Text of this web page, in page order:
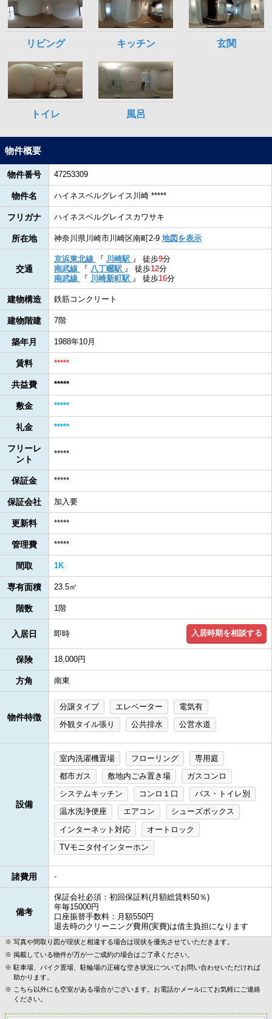
物件概要
物件番号 47253309
物件名 ハイネスベルグレイス川崎 *****
フリガナ ハイネスベルグレイスカワサキ
所在地 神奈川県川崎市川崎区南町2-9 地図を表示
交通
京浜東北線 『 川崎駅 』 徒歩9分
南武線
『 八丁畷駅 』 徒歩12分
南武線
『 川崎新町駅 』 徒歩16分
建物構造 鉄筋コンクリート
建物階建 7階
築年月 1988年10月
賃料 *****
共益費 *****
敷金 *****
礼金 *****
フリーレ
ント
*****
保証金 *****
保証会社 加入要
更新料 *****
管理費 *****
間取 1K
専有面積 23.5㎡
階数 1階
入居日 即時 入居時期を相談する
保険 18,000円
方角 南東
物件特徴
分譲タイプ エレベーター
電気有
外観タイル張り
公共排水 公営水道
設備
室内洗濯機置場 フローリング
専用庭
都市ガス
敷地内ごみ置き場
ガスコンロ
システムキッチン
コンロ１口
バス・トイレ別
温水洗浄便座
エアコン
シューズボックス
インターネット対応
オートロック
TVモニタ付インターホン
諸費用 -
備考
保証会社必須：初回保証料(月額総賃料50％)
年毎15000円
口座振替手数料：月額550円
退去時のクリーニング費用(実費)は借主負担になります
写真や間取り図が現状と相違する場合は現状を優先させていただきます。
掲載している物件が万が一ご成約の場合はご了承ください。
駐車場、バイク置場、駐輪場の正確な空き状況についてお問い合わせいただければ
助かります。
こちら以外にも空室がある場合がございます。お電話かメールにてお気軽にご連絡
ください。